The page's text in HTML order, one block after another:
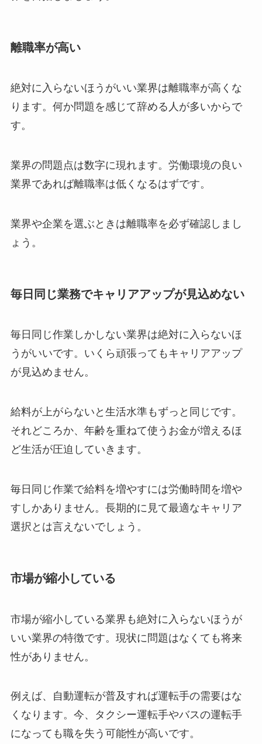
離職率が高い
絶対に入らないほうがいい業界は離職率が高くな
ります。何か問題を感じて辞める人が多いからで
す。
業界の問題点は数字に現れます。労働環境の良い
業界であれば離職率は低くなるはずです。
業界や企業を選ぶときは離職率を必ず確認しまし
ょう。
毎日同じ業務でキャリアアップが見込めない
毎日同じ作業しかしない業界は絶対に入らないほ
うがいいです。いくら頑張ってもキャリアアップ
が見込めません。
給料が上がらないと生活水準もずっと同じです。
それどころか、年齢を重ねて使うお金が増えるほ
ど生活が圧迫していきます。
毎日同じ作業で給料を増やすには労働時間を増や
すしかありません。長期的に見て最適なキャリア
選択とは言えないでしょう。
市場が縮小している
市場が縮小している業界も絶対に入らないほうが
いい業界の特徴です。現状に問題はなくても将来
性がありません。
例えば、自動運転が普及すれば運転手の需要はな
くなります。今、タクシー運転手やバスの運転手
になっても職を失う可能性が高いです。